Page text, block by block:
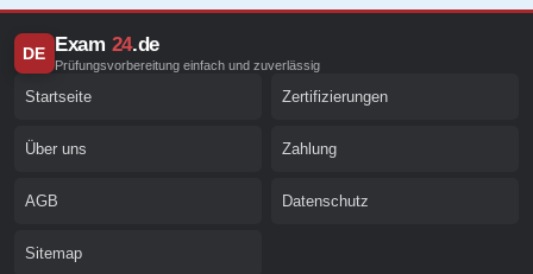
DE Exam 24.de
Prüfungsvorbereitung einfach und zuverlässig
Startseite Zertifizierungen
Über uns Zahlung
AGB Datenschutz
Sitemap